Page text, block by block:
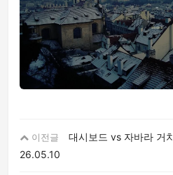
이전글
대시보드 vs 자바라 거
26.05.10